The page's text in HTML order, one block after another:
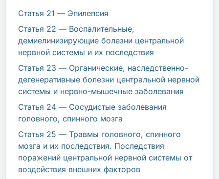
Статья 21 — Эпилепсия
Статья 22 — Воспалительные,
демиелинизирующие болезни центральной
нервной системы и их последствия
Статья 23 — Органические, наследственно-
дегенеративные болезни центральной нервной
системы и нервно-мышечные заболевания
Статья 24 — Сосудистые заболевания
головного, спинного мозга
Статья 25 — Травмы головного, спинного
мозга и их последствия. Последствия
поражений центральной нервной системы от
воздействия внешних факторов